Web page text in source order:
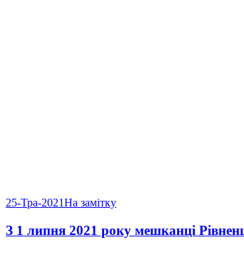
25-Тра-2021На замітку
З 1 липня 2021 року мешканці